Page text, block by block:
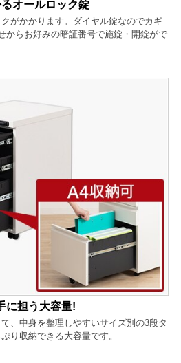
オールロック錠
がかかります。ダイヤル錠なのでカギ
からお好みの暗証番号で施錠・開錠がで
に担う大容量!
、中身を整理しやすいサイズ別の3段タ
り収納できる大容量です。